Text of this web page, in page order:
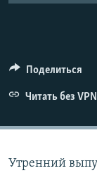
ELIFBE
УКРАИНСКАЯ
Поделиться
Читать без VPN
Утренний